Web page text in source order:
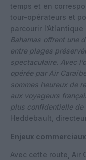
temps et en
tour-opérateurs et
parcourir
Bahamas offrent une
entre plages
spectaculaire. Avec
opérée par Air
sommes heureux de
aux voyageurs
plus confidentielle de
Heddebault,
Enjeux
Avec cette route, Air